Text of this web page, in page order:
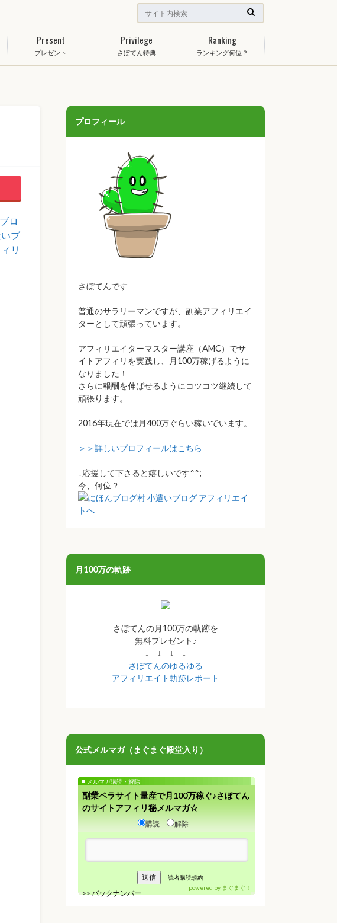
プレゼント
Present
さぼてん特典
Privilege
ランキング何位？
Ranking
プロフィール
さぼてんです
普通のサラリーマンですが、副業アフィリエイ
ターとして頑張っています。
アフィリエイターマスター講座（AMC）でサ
イトアフィリを実践し、月100万稼げるように
なりました！
さらに報酬を伸ばせるようにコツコツ継続して
頑張ります。
2016年現在では月400万ぐらい稼いでいます。
＞＞詳しいプロフィールはこちら
↓応援して下さると嬉しいです^^;
今、何位？
月100万の軌跡
さぼてんの月100万の軌跡を
無料プレゼント♪
↓ ↓ ↓ ↓
さぼてんのゆるゆる
アフィリエイト軌跡レポート
公式メルマガ（まぐまぐ殿堂入り）
メルマガ購読・解除
副業ペラサイト量産で月100万稼ぐ♪さぼてん
のサイトアフィリ秘メルマガ☆
購読 解除
読者購読規約
>>バックナンバー
powered by まぐまぐ！